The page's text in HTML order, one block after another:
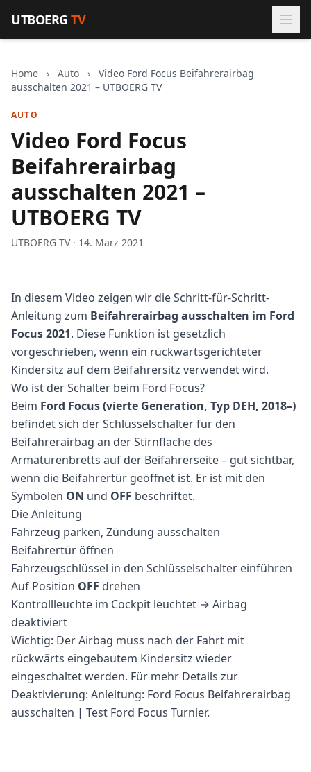
UTBOERGTV
Home › Auto ›
Video Ford Focus Beifahrerairbag
ausschalten 2021 – UTBOERG TV
AUTO
Video Ford Focus
Beifahrerairbag
ausschalten 2021 –
UTBOERG TV
UTBOERG TV · 14. März 2021
In diesem Video zeigen wir die Schritt-für-Schritt-
Anleitung zum Beifahrerairbag ausschalten im Ford
Focus 2021. Diese Funktion ist gesetzlich
vorgeschrieben, wenn ein rückwärtsgerichteter
Kindersitz auf dem Beifahrersitz verwendet wird.
Wo ist der Schalter beim Ford Focus?
Beim Ford Focus (vierte Generation, Typ DEH, 2018–)
befindet sich der Schlüsselschalter für den
Beifahrerairbag an der Stirnfläche des
Armaturenbretts auf der Beifahrerseite – gut sichtbar,
wenn die Beifahrertür geöffnet ist. Er ist mit den
Symbolen ON und OFF beschriftet.
Die Anleitung
Fahrzeug parken, Zündung ausschalten
Beifahrertür öffnen
Fahrzeugschlüssel in den Schlüsselschalter einführen
Auf Position OFF drehen
Kontrollleuchte im Cockpit leuchtet → Airbag
deaktiviert
Wichtig: Der Airbag muss nach der Fahrt mit
rückwärts eingebautem Kindersitz wieder
eingeschaltet werden. Für mehr Details zur
Deaktivierung: Anleitung: Ford Focus Beifahrerairbag
ausschalten | Test Ford Focus Turnier.